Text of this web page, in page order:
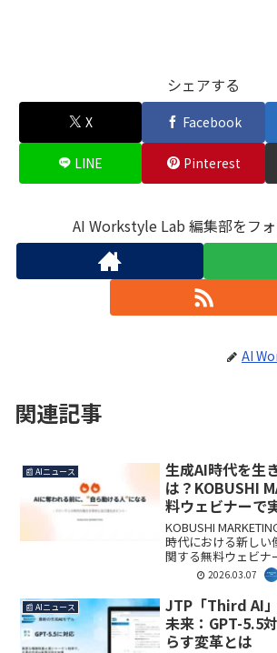
シェアする
X Facebook
LINE Pinterest
AI Workstyle Lab 編集部をフ
AI
関連記事
📰 AIニュース
生成AI時代を生
は？KOBUSHI
料ウェビナーで
開
KOBUSHI
時代における新し
関する無料ウェビナ
に開催します。AI
応し、生産性を向
な戦略を提示し、
重要な示唆を提供し
2026.03.07
📰 AIニュース
JTP「Third AI
未来：GPT-5.5
らす変革とは